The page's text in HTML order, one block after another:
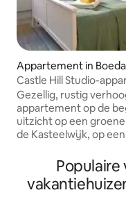
Appartement in
Castle Hill Studio-
Gezellig, rustig
appartement op de
uitzicht op een
de Kasteelwijk, op
wijk en zijn
en gebouwen.
naar het prachtige